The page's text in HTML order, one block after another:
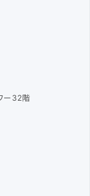
ー32階